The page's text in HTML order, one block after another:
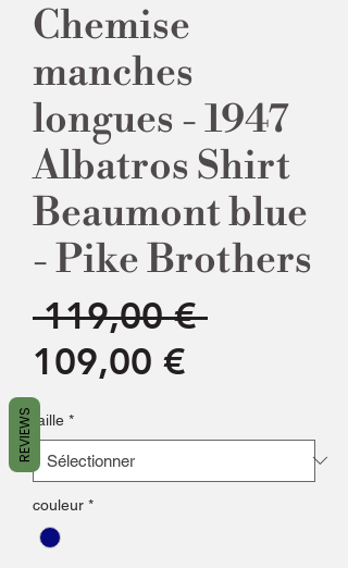
Chemise
manches
longues - 1947
Albatros Shirt
Beaumont blue
- Pike Brothers
119,00 € Prix
109,00 €
taille *
couleur *
REVIEWS